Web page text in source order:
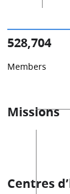
528,704
Members
Missions
Centres